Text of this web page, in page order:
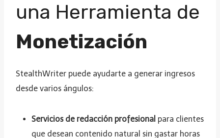
una Herramienta de
Monetización
StealthWriter puede ayudarte a generar ingresos
desde varios ángulos:
Servicios de redacción profesional para clientes
que desean contenido natural sin gastar horas